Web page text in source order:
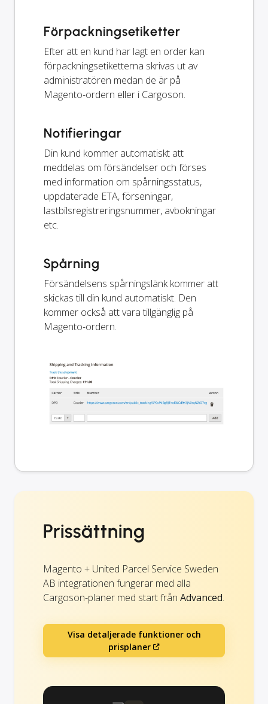
Förpackningsetiketter
Efter att en kund har lagt en order kan
förpackningsetiketterna skrivas ut av
administratören medan de är på
Magento-ordern eller i Cargoson.
Notifieringar
Din kund kommer automatiskt att
meddelas om försändelser och förses
med information om spårningsstatus,
uppdaterade ETA, förseningar,
lastbilsregistreringsnummer, avbokningar
etc.
Spårning
Försändelsens spårningslänk kommer att
skickas till din kund automatiskt. Den
kommer också att vara tillgänglig på
Magento-ordern.
Prissättning
Magento + United Parcel Service Sweden
AB integrationen fungerar med alla
Cargoson-planer med start från Advanced.
Visa detaljerade funktioner och
prisplaner